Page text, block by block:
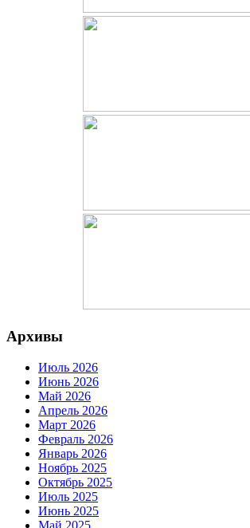
Архивы
Июль 2026
Июнь 2026
Май 2026
Апрель 2026
Март 2026
Февраль 2026
Январь 2026
Ноябрь 2025
Октябрь 2025
Июль 2025
Июнь 2025
Май 2025